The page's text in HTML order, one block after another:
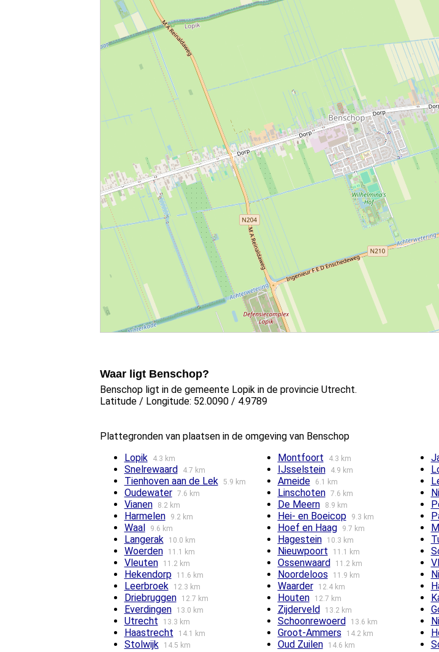
Waar ligt Benschop?
Benschop ligt in de gemeente Lopik in de provincie Utrecht.
Latitude / Longitude: 52.0090 / 4.9789
Plattegronden van plaatsen in de omgeving van Benschop
Lopik
4.3 km Montfoort 4.3 km
Snelrewaard 4.7 km IJsselstein 4.9 km
Tienhoven aan de Lek 5.9 km Ameide 6.1 km
Oudewater 7.6 km Linschoten 7.6 km
Vianen 8.2 km De Meern 8.9 km
Harmelen 9.2 km Hei- en Boeicop 9.3 km
Waal 9.6 km Hoef en Haag 9.7 km
Langerak 10.0 km Hagestein 10.3 km
Woerden 11.1 km Nieuwpoort 11.1 km
Vleuten 11.2 km Ossenwaard 11.2 km
Hekendorp 11.6 km Noordeloos 11.9 km
Leerbroek 12.3 km Waarder 12.4 km
Driebruggen 12.7 km Houten 12.7 km
Everdingen 13.0 km Zijderveld 13.2 km
Utrecht 13.3 km Schoonrewoerd 13.6 km
Haastrecht 14.1 km Groot-Ammers 14.2 km
Stolwijk 14.5 km Oud Zuilen 14.6 km